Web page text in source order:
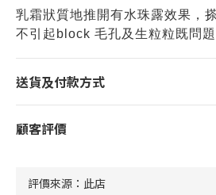
乳霜狀質地推開有水珠露效果，
不引起block 毛孔及生粒粒既問題
送貨及付款方式
顧客評價